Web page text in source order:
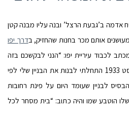
1891) רכש שטח אדמה ב’גבעת הרצל’ ובנה עליו מבנה קטן
אותם מכר בחנות שהחזיק, בדרך יפו
הוא שולח מכתב לכבוד עיריית יפו: “הנני לבקשכם בזה
לתת לי תעודה כי ביום 16 באוגוסט 1933 התחלתי לבנות את הבניין שלי לפי
לבניין שעומד היום על פינת רחובות
הוטבע שמו והיה כתוב: “בית מסחר לכל